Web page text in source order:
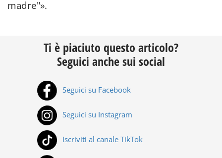
madre"».
Ti è piaciuto questo articolo?
Seguici anche sui social
Seguici su Facebook
Seguici su Instagram
Iscriviti al canale TikTok